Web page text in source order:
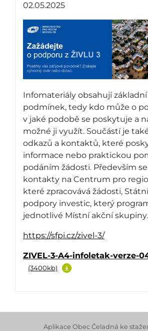
02.05.2025
Infomateriály obsahují
podmínek, tedy kdo může o
v jaké podobě se poskytuje a
možné ji využít. Součástí je
odkazů a kontaktů, které
informace nebo praktickou
podáním žádosti. Především
kontakty na Centrum pro
které zpracovává žádosti,
podpory investic, který
jednotlivé Místní akční skupiny.
https://sfpi.cz/zivel-3/
ZIVEL-3-A4-infoletak-verze-
(3400kb)
Aplikace Obec Čeladná ke